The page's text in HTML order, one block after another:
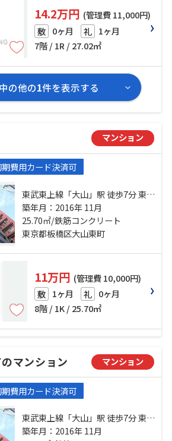
14.2万円 (管理費 11,000円)
敷 0ヶ月 礼 1ヶ月
7階 / 1R / 27.02㎡
の他の1件を表示する
マンション
費用カード決済可
東武東上線「大山」駅 徒歩7分 東武
東上線「下板橋」駅 徒歩13分 都営
三田線「板橋区役所前」駅 徒歩4分
築年月：2016年 11月
25.70㎡/鉄筋コンクリート
東京都板橋区大山東町
11万円 (管理費 10,000円)
敷 1ヶ月 礼 0ヶ月
8階 / 1K / 25.70㎡
マンション マンション
費用カード決済可
東武東上線「大山」駅 徒歩7分 東武
東上線「下板橋」駅 徒歩13分 都営
築年月：2016年 11月